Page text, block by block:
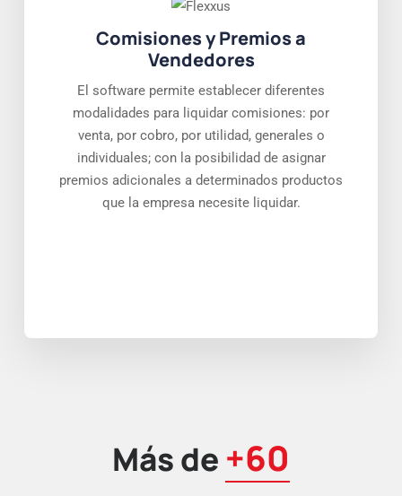
Comisiones y Premios a
Vendedores
El software permite establecer diferentes
modalidades para liquidar comisiones: por
venta, por cobro, por utilidad, generales o
individuales; con la posibilidad de asignar
premios adicionales a determinados productos
que la empresa necesite liquidar.
Más de +60